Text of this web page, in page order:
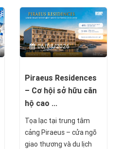
06/08/2026
Piraeus Residences
– Cơ hội sở hữu căn
hộ cao ...
Tọa lạc tại trung tâm
cảng Piraeus – cửa ngõ
giao thương và du lịch